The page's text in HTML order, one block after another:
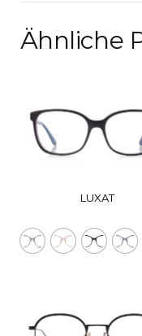
Ähnliche
LUXAT